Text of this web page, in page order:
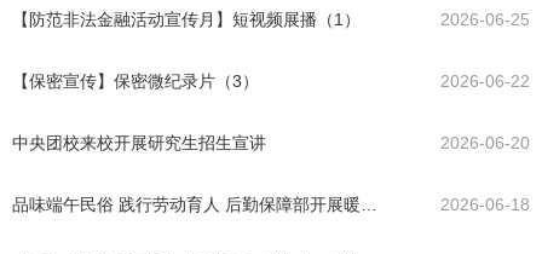
【防范非法金融活动宣传月】短视频展播（1） 2026-06-25
【保密宣传】保密微纪录片（3） 2026-06-22
中央团校来校开展研究生招生宣讲 2026-06-20
2026-06-18